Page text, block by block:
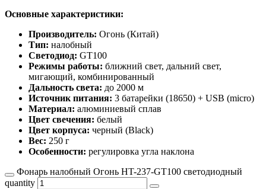
Основные характеристики:
Производитель: Огонь (Китай)
Тип: налобный
Светодиод: GT100
Режимы работы: ближний свет, дальний свет,
мигающий, комбинированный
Дальность света: до 2000 м
Источник питания: 3 батарейки (18650) + USB (micro)
Материал: алюминиевый сплав
Цвет свечения: белый
Цвет корпуса: черный (Black)
Вес: 250 г
Особенности: регулировка угла наклона
Фонарь налобный Огонь HT-237-GT100 светодиодный
quantity